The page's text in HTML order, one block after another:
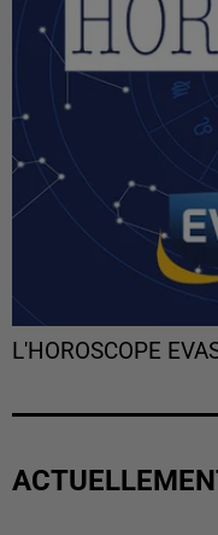
L'HOROSCOPE